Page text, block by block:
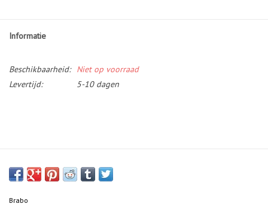
Informatie
Beschikbaarheid:
Niet op voorraad
Levertijd:
5-10 dagen
Brabo